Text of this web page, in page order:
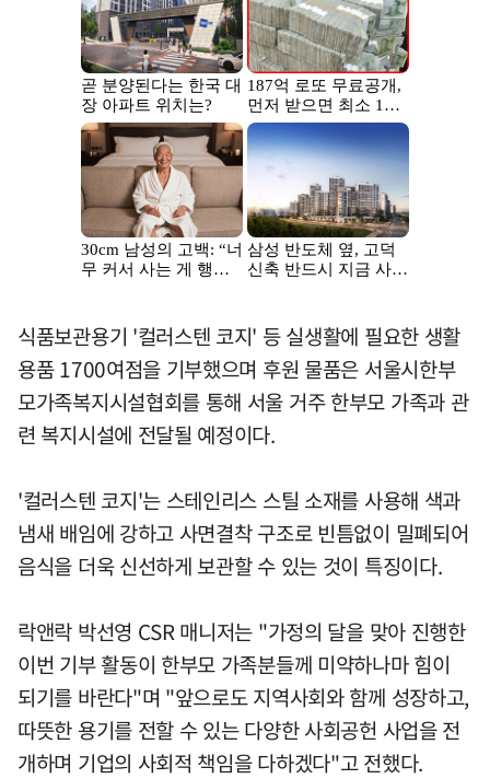
식품보관용기 '컬러스텐 코지' 등 실생활에 필요한 생활
용품 1700여점을 기부했으며 후원 물품은 서울시한부
모가족복지시설협회를 통해 서울 거주 한부모 가족과 관
련 복지시설에 전달될 예정이다.
'컬러스텐 코지'는 스테인리스 스틸 소재를 사용해 색과
냄새 배임에 강하고 사면결착 구조로 빈틈없이 밀폐되어
음식을 더욱 신선하게 보관할 수 있는 것이 특징이다.
락앤락 박선영 CSR 매니저는 "가정의 달을 맞아 진행한
이번 기부 활동이 한부모 가족분들께 미약하나마 힘이
되기를 바란다"며 "앞으로도 지역사회와 함께 성장하고,
따뜻한 용기를 전할 수 있는 다양한 사회공헌 사업을 전
개하며 기업의 사회적 책임을 다하겠다"고 전했다.